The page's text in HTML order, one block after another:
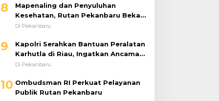
8
Mapenaling dan Penyuluhan
Kesehatan, Rutan Pekanbaru Bekali
37 Tahanan Baru dengan Edukasi
Di Pekanbaru
9
Kapolri Serahkan Bantuan Peralatan
Karhutla di Riau, Ingatkan Ancaman
El Niño dan Prioritaskan
Di Pekanbaru
10 Ombudsman RI Perkuat Pelayanan
Publik Rutan Pekanbaru